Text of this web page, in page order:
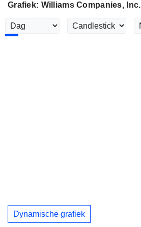
Grafiek: Williams Companies, Inc.
Dynamische grafiek